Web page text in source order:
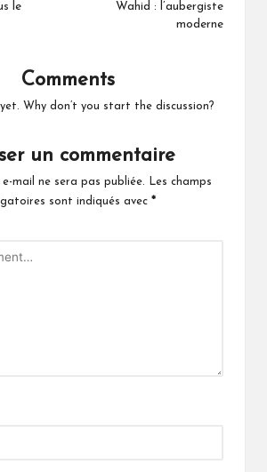
le
Wahid : l’aubergiste
moderne
Comments
Why don’t you start the discussion?
un commentaire
mail ne sera pas publiée.
Les champs
sont indiqués avec *